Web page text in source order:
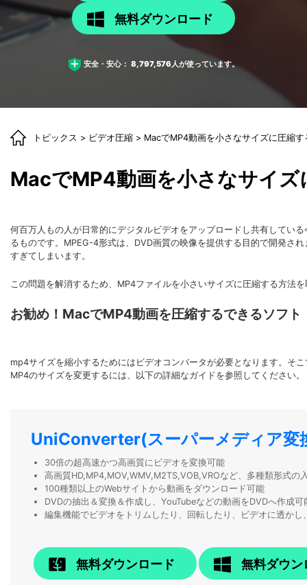
無料ダウンロード
安全・安心： 8,797,576人が使っています。
トピックス > ビデオ圧縮 > MacでMP4動画を小さなサイズに圧縮す
MacでMP4動画を小さなサイズ
何百万人もの人が日常的にデジタルビデオをアップロードし共有してい
るものです。MPEG-4形式は、DVD画質の映像を提供する目的で開発さ
すぎてしまいます。
この問題を解消するため、MP4ファイルを小さいサイズに圧縮する方法
お勧め！MacでMP4動画を圧縮するできるソフト
mp4サイズを縮小するためにはビデオコンバータが必要となります。そ
MP4のサイズを変更するには、以下の詳細なガイドを参照してください。
UniConverter(スーパーメディア変
30倍の超高速かつ高画質にビデオを変換可能
高画質HD,MP4,MOV,WMV,M2TS,VOB,VROなど、多種類形式の
100種類以上のWebサイトから動画をダウンロード可能
DVDの抽出＆変換＆作成し、YouTubeなどの動画をDVDへ作成可
編集機能でビデオをトリムしたり、回転したり、ビデオに透か
無料ダウンロード 無料ダウン